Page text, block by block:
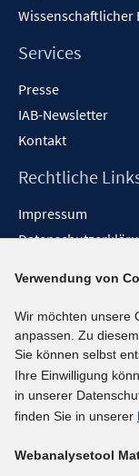
Wissenschaftlicher
Services
Presse
IAB-Newsletter
Kontakt
Rechtliche
Impressum
Barrieren melden
Social-Media-
BlueSky
YouTube
LinkedIn
kununu
Verwendung von
Wir möchten unsere
anpassen. Zu
Sie können selbst
Ihre Einwilligung
in unserer
finden Sie in unserer
Webanalysetool